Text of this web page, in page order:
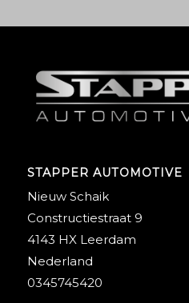
STAPPER AUTOMOTIVE
Nieuw Schaik
Constructiestraat 9
4143 HX Leerdam
Nederland
0345745420